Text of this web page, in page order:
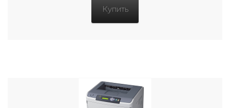
Купить